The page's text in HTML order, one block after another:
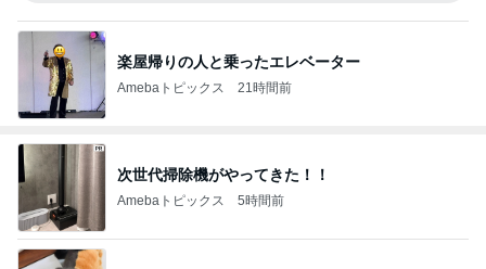
楽屋帰りの人と乗ったエレベーター
Amebaトピックス 21時間前
次世代掃除機がやってきた！！
Amebaトピックス 5時間前